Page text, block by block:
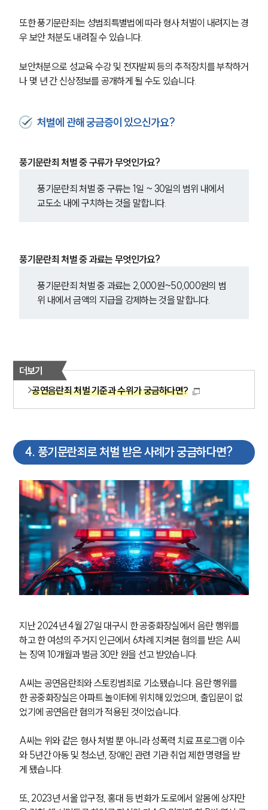
팀소개
팀소개
글로벌 파트너 로펌
고객의 소리
또한 풍기문란죄는 성범죄특별법에 따라 형사 처벌이 내려지는 경
우 보안 처분도 내려질 수 있습니다.
보안처분으로 성교육 수강 및 전자발찌 등의 추적장치를 부착하거
나 몇 년 간 신상정보를 공개하게 될 수도 있습니다.
처벌에 관해 궁금증이 있으신가요?
풍기문란죄 처벌 중 구류가 무엇인가요?
풍기문란죄 처벌 중 구류는 1일 ~ 30일의 범위 내에서
교도소 내에 구치하는 것을 말합니다.
풍기문란죄 처벌 중 과료는 무엇인가요?
풍기문란죄 처벌 중 과료는 2,000원~50,000원의 범
위 내에서 금액의 지급을 강제하는 것을 말합니다.
더보기
공연음란죄 처벌 기준과 수위가 궁금하다면?
4. 풍기문란죄로 처벌 받은 사례가 궁금하다면?
지난 2024년 4월 27일 대구시 한 공중화장실에서 음란 행위를
하고 한 여성의 주거지 인근에서 6차례 지켜본 혐의를 받은 A씨
는 징역 10개월과 벌금 30만 원을 선고 받았습니다.
A씨는 공연음란죄와 스토킹범죄로 기소됐습니다. 음란 행위를
한 공중화장실은 아파트 놀이터에 위치해 있었으며, 출입문이 없
었기에 공연음란 혐의가 적용된 것이었습니다.
A씨는 위와 같은 형사 처벌 뿐 아니라 성폭력 치료 프로그램 이수
와 5년간 아동 및 청소년, 장애인 관련 기관 취업 제한 명령을 받
게 됐습니다.
또, 2023년 서울 압구정, 홍대 등 번화가 도로에서 알몸에 상자만